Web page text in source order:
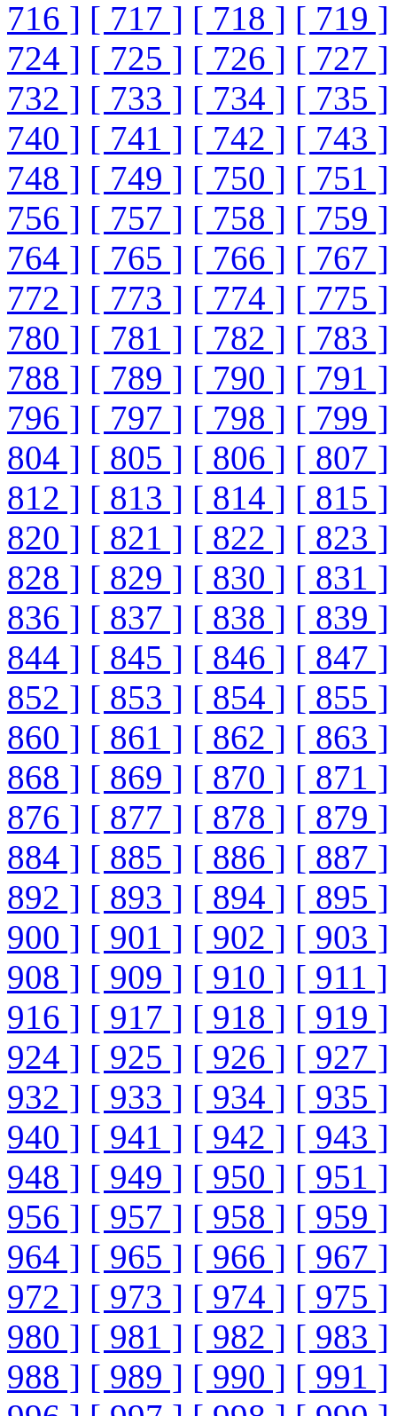
716 ] [ 717 ] [ 718 ] [ 719 ]
724 ] [ 725 ] [ 726 ] [ 727 ]
732 ] [ 733 ] [ 734 ] [ 735 ]
740 ] [ 741 ] [ 742 ] [ 743 ]
748 ] [ 749 ] [ 750 ] [ 751 ]
756 ] [ 757 ] [ 758 ] [ 759 ]
764 ] [ 765 ] [ 766 ] [ 767 ]
772 ] [ 773 ] [ 774 ] [ 775 ]
780 ] [ 781 ] [ 782 ] [ 783 ]
788 ] [ 789 ] [ 790 ] [ 791 ]
796 ] [ 797 ] [ 798 ] [ 799 ]
804 ] [ 805 ] [ 806 ] [ 807 ]
812 ] [ 813 ] [ 814 ] [ 815 ]
820 ] [ 821 ] [ 822 ] [ 823 ]
828 ] [ 829 ] [ 830 ] [ 831 ]
836 ] [ 837 ] [ 838 ] [ 839 ]
844 ] [ 845 ] [ 846 ] [ 847 ]
852 ] [ 853 ] [ 854 ] [ 855 ]
860 ] [ 861 ] [ 862 ] [ 863 ]
868 ] [ 869 ] [ 870 ] [ 871 ]
876 ] [ 877 ] [ 878 ] [ 879 ]
884 ] [ 885 ] [ 886 ] [ 887 ]
892 ] [ 893 ] [ 894 ] [ 895 ]
900 ] [ 901 ] [ 902 ] [ 903 ]
908 ] [ 909 ] [ 910 ] [ 911 ]
916 ] [ 917 ] [ 918 ] [ 919 ]
924 ] [ 925 ] [ 926 ] [ 927 ]
932 ] [ 933 ] [ 934 ] [ 935 ]
940 ] [ 941 ] [ 942 ] [ 943 ]
948 ] [ 949 ] [ 950 ] [ 951 ]
956 ] [ 957 ] [ 958 ] [ 959 ]
964 ] [ 965 ] [ 966 ] [ 967 ]
972 ] [ 973 ] [ 974 ] [ 975 ]
980 ] [ 981 ] [ 982 ] [ 983 ]
988 ] [ 989 ] [ 990 ] [ 991 ]